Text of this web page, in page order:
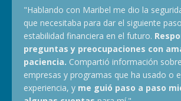
"Hablando con Maribel me dio la
que necesitaba para dar el siguiente
estabilidad financiera en el futuro.
preguntas y preocupaciones con
paciencia. Compartió información
empresas y programas que ha usado o
experiencia, y me guió paso a paso